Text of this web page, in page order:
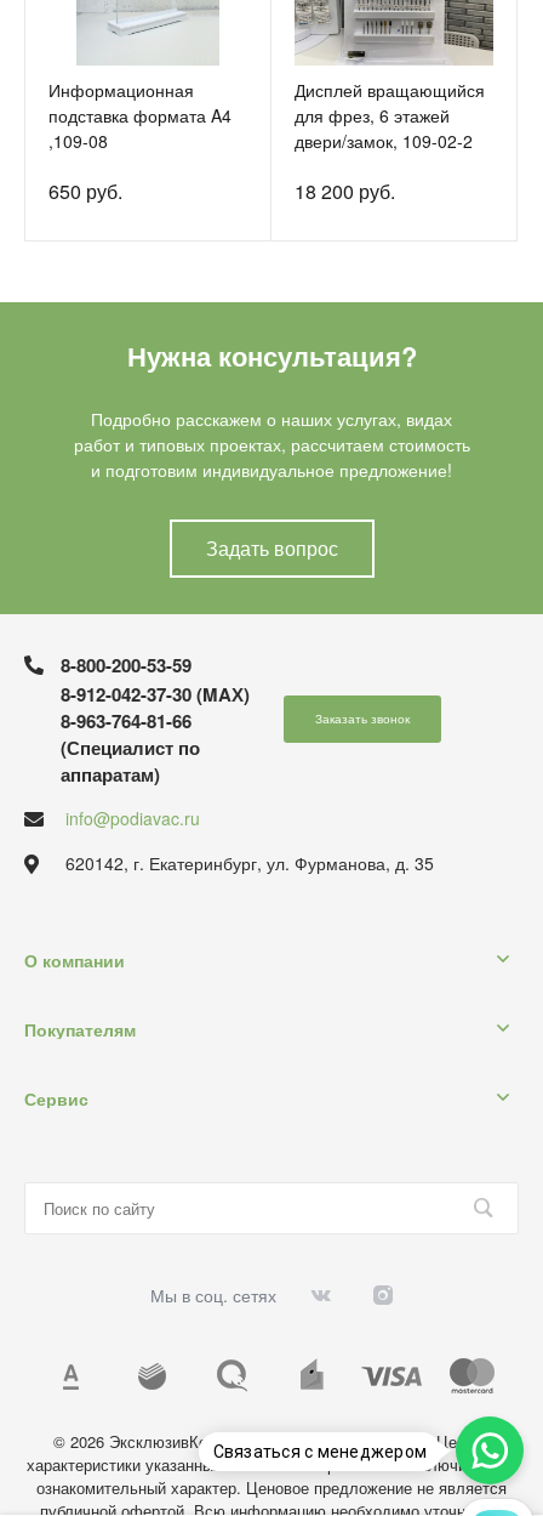
Информационная
подставка формата A4
,109-08
650 руб.
Дисплей вращающийся
для фрез, 6 этажей
двери/замок, 109-02-2
18 200 руб.
Нужна консультация?
Подробно расскажем о наших услугах, видах
работ и типовых проектах, рассчитаем стоимость
и подготовим индивидуальное предложение!
Задать вопрос
8-800-200-53-59
8-912-042-37-30 (MAХ)
8-963-764-81-66
(Специалист по
аппаратам)
Заказать звонок
info@podiavac.ru
620142, г. Екатеринбург, ул. Фурманова, д. 35
О компании
Покупателям
Сервис
Мы в соц. сетях
© 2026 ЭксклюзивКосметик, Все права защищены. Цены и
характеристики указанных на сайте товаров носят исключительно
ознакомительный характер. Ценовое предложение не является
публичной офертой. Всю информацию необходимо уточнять у
Связаться с менеджером